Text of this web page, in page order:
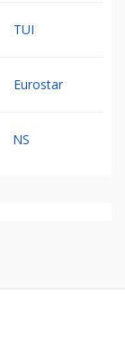
TUI
Eurostar
NS